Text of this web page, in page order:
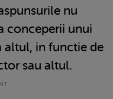
nu
conceperii unui
altul, in functie de
sau altul.